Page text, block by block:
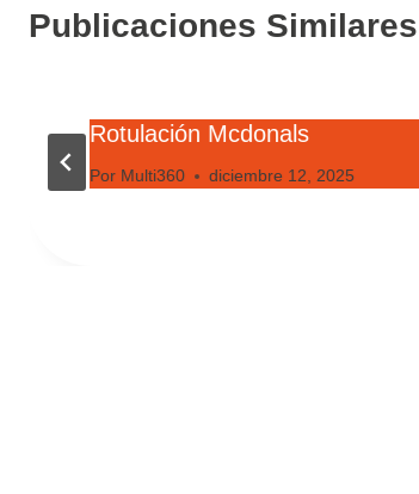
Publicaciones Similares
Rotulación Mcdonals
Por Multi360 diciembre 12, 2025